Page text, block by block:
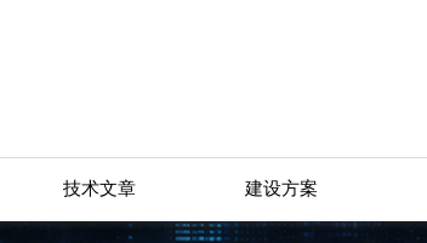
技术文章 建设方案